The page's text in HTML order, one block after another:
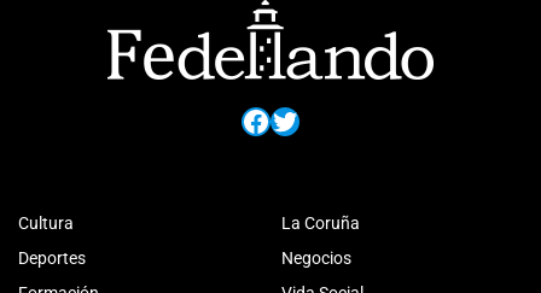
Facebook
Twitter
Cultura
Deportes
La Coruña
Negocios